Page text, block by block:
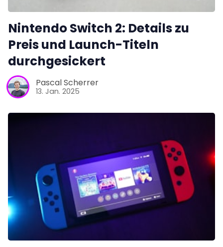
Nintendo Switch 2: Details zu
Preis und Launch-Titeln
durchgesickert
Pascal Scherrer
13. Jan. 2025